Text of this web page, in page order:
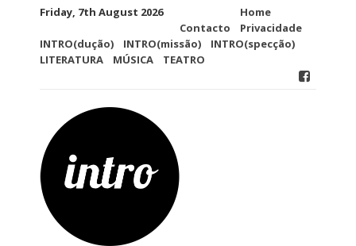
Friday, 7th August 2026
Contacto
Home
Privacidade
INTRO(dução)
INTRO(missão)
INTRO(specção)
LITERATURA
MÚSICA TEATRO